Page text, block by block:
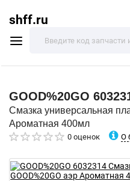
shff.ru
GOOD%20GO
Смазка универсальная
Ароматная 400мл
0 оценок О